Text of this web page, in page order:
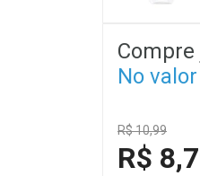
No
R$ 10,99
R$